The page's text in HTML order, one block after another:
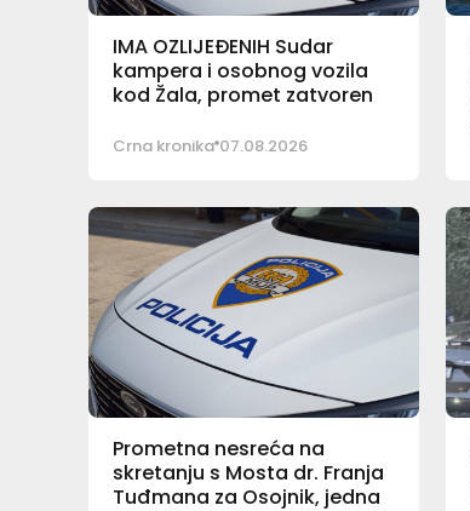
IMA OZLIJEĐENIH Sudar
kampera i osobnog vozila
kod Žala, promet zatvoren
Crna kronika 07.08.2026
Prometna nesreća na
skretanju s Mosta dr. Franja
Tuđmana za Osojnik, jedna